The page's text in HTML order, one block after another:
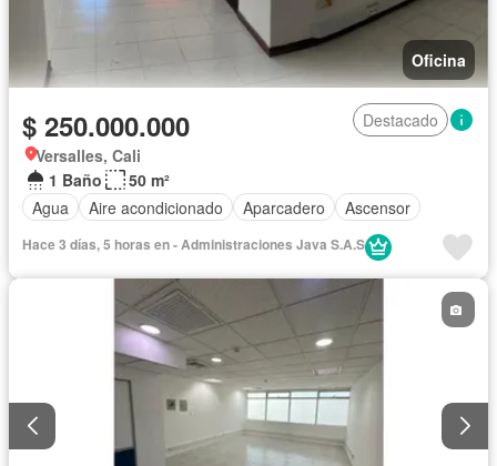
Oficina
$ 250.000.000
Destacado
Versalles, Cali
1 Baño
50 m²
Agua
Aire acondicionado Aparcadero Ascensor
Hace 3 días, 5 horas en - Administraciones Java S.A.S